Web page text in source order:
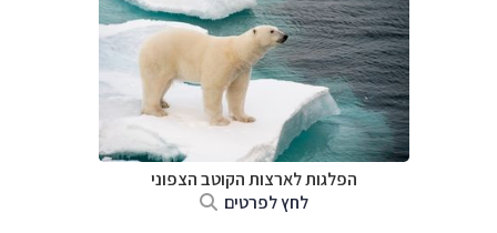
הפלגות לארצות הקוטב הצפוני
לחץ לפרטים